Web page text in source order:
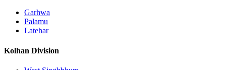
Garhwa
Palamu
Latehar
Kolhan Division